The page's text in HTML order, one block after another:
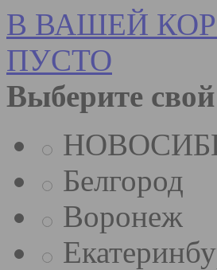
В ВАШЕЙ
ПУСТО
Выберите
Белгород
Воронеж